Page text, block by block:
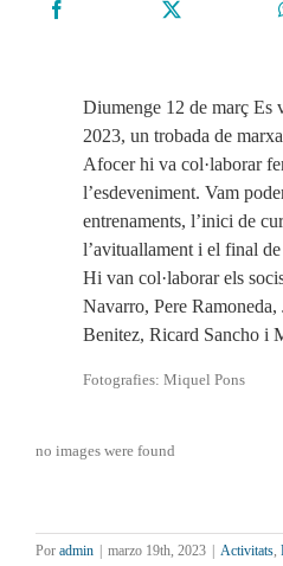
Diumenge 12 de març Es
2023, un trobada de
Afocer hi va col·laborar
l’esdeveniment. Vam
entrenaments, l’inici de
l’avituallament i el final de
Hi van col·laborar els
Navarro, Pere
Benitez, Ricard Sancho i
Fotografies: Miquel Pons
no images were found
Por admin | marzo 19th, 2023 | Activitats